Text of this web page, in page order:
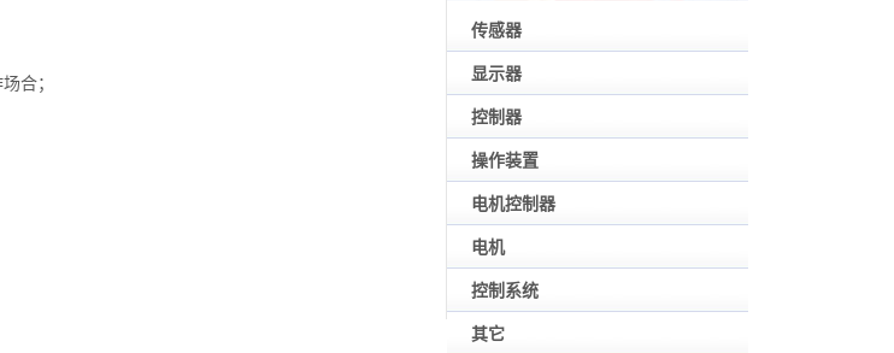
合；
传感器
显示器
控制器
操作装置
电机控制器
电机
控制系统
其它